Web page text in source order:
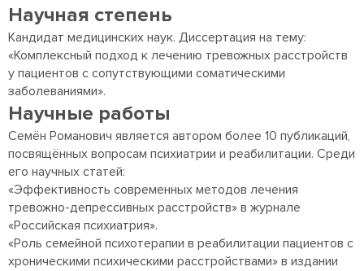
Научная степень
Кандидат медицинских наук. Диссертация на тему:
«Комплексный подход к лечению тревожных расстройств
у пациентов с сопутствующими соматическими
заболеваниями».
Научные работы
Семён Романович является автором более 10 публикаций,
посвящённых вопросам психиатрии и реабилитации. Среди
его научных статей:
«Эффективность современных методов лечения
тревожно-депрессивных расстройств» в журнале
«Российская психиатрия».
«Роль семейной психотерапии в реабилитации пациентов с
хроническими психическими расстройствами» в издании